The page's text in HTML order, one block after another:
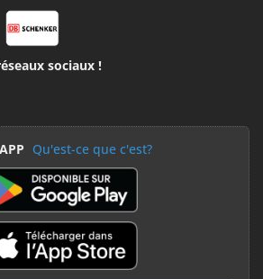
sociaux !
Qu'est-ce que c'est?